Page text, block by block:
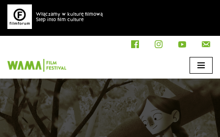
Przejdź
do
Włączamy w kulturę filmową
Step into film culture